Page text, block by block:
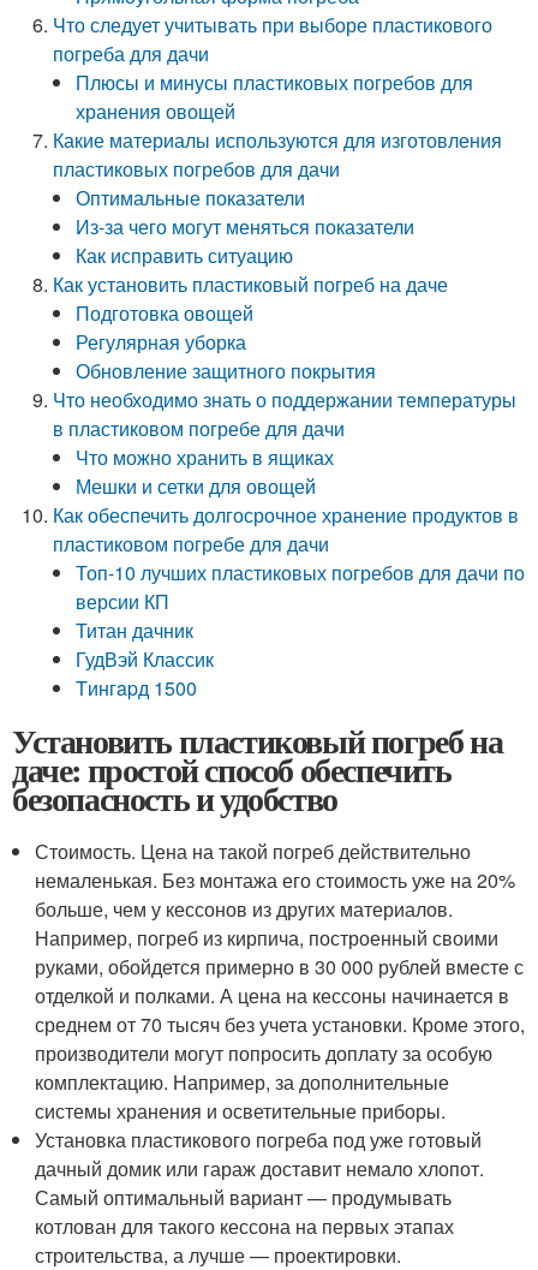
Что следует учитывать при выборе пластикового
погреба для дачи
Плюсы и минусы пластиковых погребов для
хранения овощей
Какие материалы используются для изготовления
пластиковых погребов для дачи
Оптимальные показатели
Из-за чего могут меняться показатели
Как исправить ситуацию
Как установить пластиковый погреб на даче
Подготовка овощей
Регулярная уборка
Обновление защитного покрытия
Что необходимо знать о поддержании температуры
в пластиковом погребе для дачи
Что можно хранить в ящиках
Мешки и сетки для овощей
Как обеспечить долгосрочное хранение продуктов в
пластиковом погребе для дачи
Топ-10 лучших пластиковых погребов для дачи по
версии КП
Титан дачник
ГудВэй Классик
Tингapд 1500
Установить пластиковый погреб на
даче: простой способ обеспечить
безопасность и удобство
Стоимость. Цена на такой погреб действительно
немаленькая. Без монтажа его стоимость уже на 20%
больше, чем у кессонов из других материалов.
Например, погреб из кирпича, построенный своими
руками, обойдется примерно в 30 000 рублей вместе с
отделкой и полками. А цена на кессоны начинается в
среднем от 70 тысяч без учета установки. Кроме этого,
производители могут попросить доплату за особую
комплектацию. Например, за дополнительные
системы хранения и осветительные приборы.
Установка пластикового погреба под уже готовый
дачный домик или гараж доставит немало хлопот.
Самый оптимальный вариант — продумывать
котлован для такого кессона на первых этапах
строительства, а лучше — проектировки.